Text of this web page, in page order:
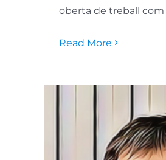
oberta de treball com
Read More